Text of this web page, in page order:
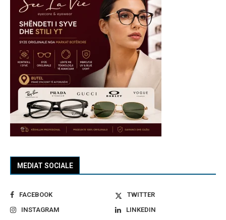
MEDIAT SOCIALE
FACEBOOK
TWITTER
INSTAGRAM
LINKEDIN